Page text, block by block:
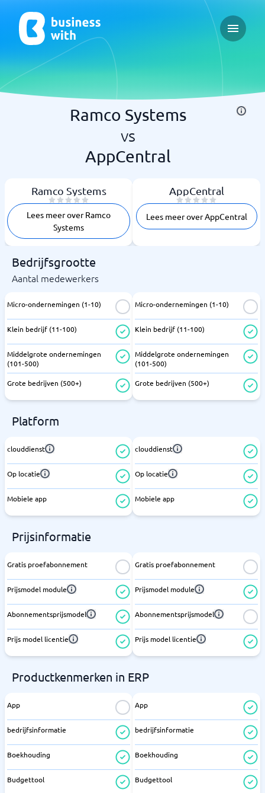
Open
Ramco Systems
vs
AppCentral
Ramco Systems
Lees meer over Ramco
Systems
AppCentral
Lees meer over AppCentral
Bedrijfsgrootte
Aantal medewerkers
Micro-ondernemingen (1-10)
Klein bedrijf (11-100)
Middelgrote ondernemingen
(101-500)
Grote bedrijven (500+)
Micro-ondernemingen (1-10)
Klein bedrijf (11-100)
Middelgrote ondernemingen
(101-500)
Grote bedrijven (500+)
Platform
clouddienst
Op locatie
Mobiele app
clouddienst
Op locatie
Mobiele app
Prijsinformatie
Gratis proefabonnement
Prijsmodel module
Abonnementsprijsmodel
Prijs model licentie
Gratis proefabonnement
Prijsmodel module
Abonnementsprijsmodel
Prijs model licentie
Productkenmerken in ERP
App
bedrijfsinformatie
Boekhouding
Budgettool
App
bedrijfsinformatie
Boekhouding
Budgettool